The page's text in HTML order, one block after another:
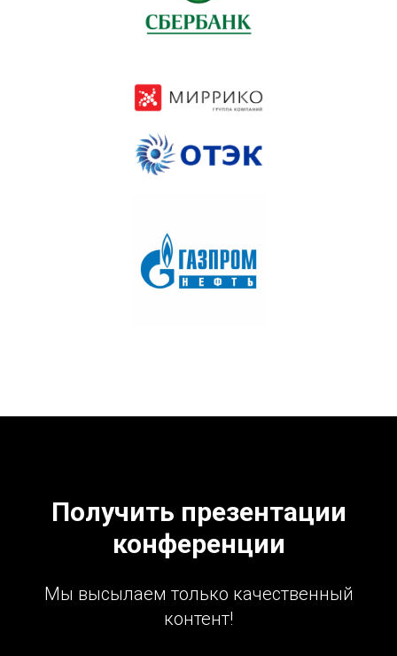
Получить презентации
конференции
Мы высылаем только качественный
контент!